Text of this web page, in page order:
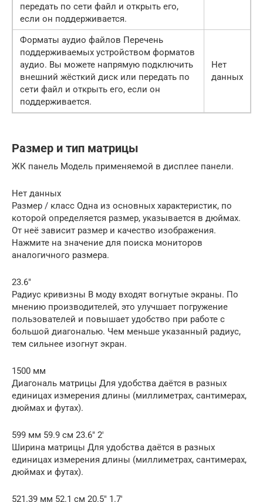
передать по сети файл и открыть его,
если он поддерживается.
Форматы аудио файлов Перечень
поддерживаемых устройством форматов
аудио. Вы можете напрямую подключить
внешний жёсткий диск или передать по
сети файл и открыть его, если он
поддерживается.
Нет
данных
Размер и тип матрицы
ЖК панель Модель применяемой в дисплее панели.
Нет данных
Размер / класс Одна из основных характеристик, по
которой определяется размер, указывается в дюймах.
От неё зависит размер и качество изображения.
Нажмите на значение для поиска мониторов
аналогичного размера.
23.6″
Радиус кривизны В моду входят вогнутые экраны. По
мнению производителей, это улучшает погружение
пользователей и повышает удобство при работе с
большой диагональю. Чем меньше указанный радиус,
тем сильнее изогнут экран.
1500 мм
Диагональ матрицы Для удобства даётся в разных
единицах измерения длины (миллиметрах, сантимерах,
дюймах и футах).
599 мм 59.9 см 23.6″ 2′
Ширина матрицы Для удобства даётся в разных
единицах измерения длины (миллиметрах, сантимерах,
дюймах и футах).
521.39 мм 52.1 см 20.5″ 1.7′